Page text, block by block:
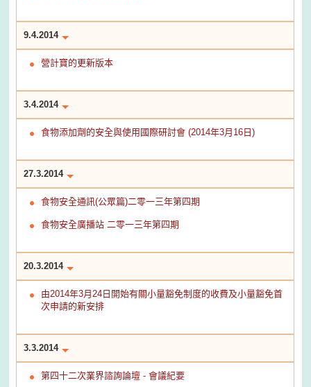
9.4.2014
營計寶的更新版本
3.4.2014
食物添加劑的安全與使用國際研討會 (2014年3月16日)
27.3.2014
食物安全通訊(公眾篇)二零一三年第四期
食物安全廣播站 二零一三年第四期
20.3.2014
由2014年3月24日開始有關小量豁免制度的收費及小量豁免首
次申請的新安排
3.3.2014
第四十二次業界諮詢論壇 - 會議紀要